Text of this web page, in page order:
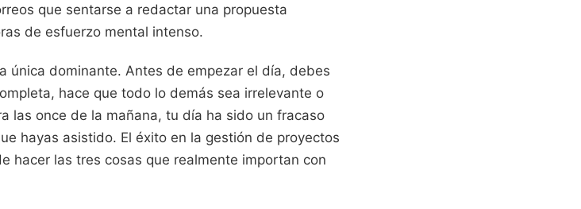
que sentarse a redactar una propuesta
de esfuerzo mental intenso.
única dominante. Antes de empezar el día, debes
hace que todo lo demás sea irrelevante o
las once de la mañana, tu día ha sido un fracaso
hayas asistido. El éxito en la gestión de proyectos
hacer las tres cosas que realmente importan con